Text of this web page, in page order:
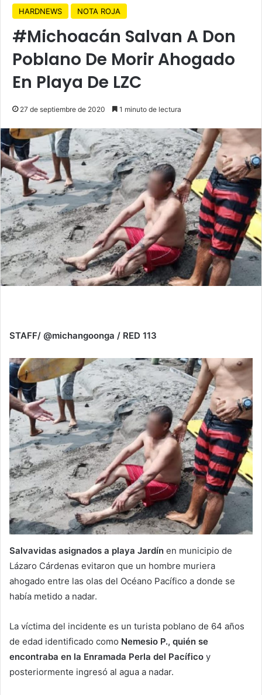
HARDNEWS NOTA ROJA
#Michoacán Salvan A Don
Poblano De Morir Ahogado
En Playa De LZC
27 de septiembre de 2020 1 minuto de lectura
STAFF/ @michangoonga / RED 113
Salvavidas asignados a playa Jardín en municipio de
Lázaro Cárdenas evitaron que un hombre muriera
ahogado entre las olas del Océano Pacífico a donde se
había metido a nadar.
La víctima del incidente es un turista poblano de 64 años
de edad identificado como Nemesio P., quién se
encontraba en la Enramada Perla del Pacífico y
posteriormente ingresó al agua a nadar.